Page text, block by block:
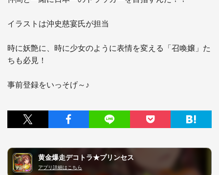
イラストは沖史慈宴氏が担当
時に妖艶に、時に少女のように表情を変える「召喚嬢」た
ちも必見！
事前登録をいっそげ～♪
黄金爆走デコトラ★プリンセス
アプリ詳細はこちら